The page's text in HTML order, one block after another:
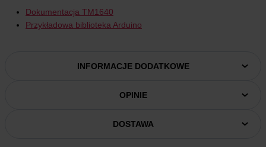
Dokumentacja TM1640
Przykładowa biblioteka Arduino
INFORMACJE DODATKOWE
OPINIE
DOSTAWA